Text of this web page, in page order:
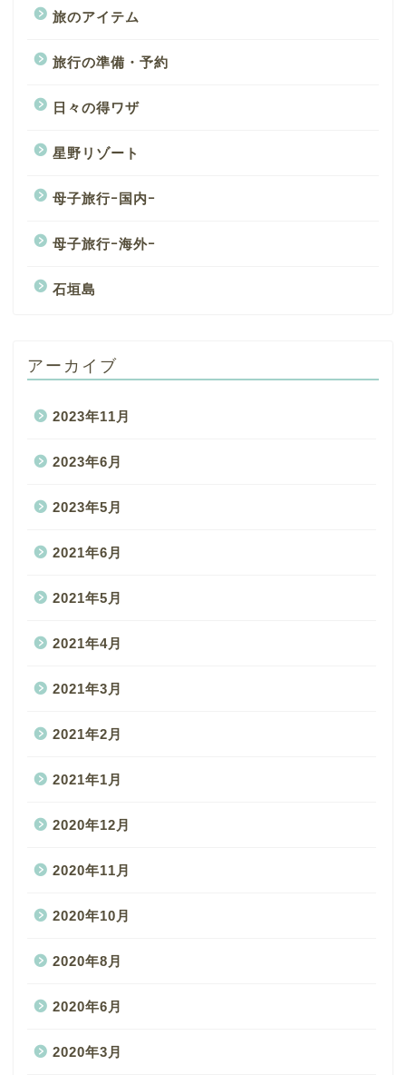
旅のアイテム
旅行の準備・予約
日々の得ワザ
星野リゾート
母子旅行ｰ国内ｰ
母子旅行ｰ海外ｰ
石垣島
アーカイブ
2023年11月
2023年6月
2023年5月
2021年6月
2021年5月
2021年4月
2021年3月
2021年2月
2021年1月
2020年12月
2020年11月
2020年10月
2020年8月
2020年6月
2020年3月